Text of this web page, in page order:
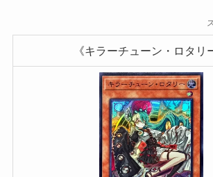
《キラーチューン・ロタリ